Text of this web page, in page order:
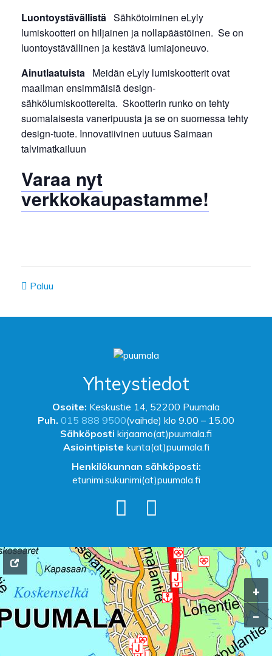
Luontoystävällistä Sähkötoiminen eLyly
lumiskootteri on hiljainen ja nollapäästöinen. Se on
luontoystävällinen ja kestävä lumiajoneuvo.
Ainutlaatuista Meidän eLyly lumiskootterit ovat
maailman ensimmäisiä design-
sähkölumiskoottereita. Skootterin runko on tehty
suomalaisesta vaneripuusta ja se on suomessa tehty
design-tuote. Innovatiivinen uutuus Saimaan
talvimatkailuun
Varaa nyt
verkkokaupastamme!
Paluu
Yhteystiedot
Osoite: Keskustie 14, 52200 Puumala
Puh. 015 888 9500(vaihde) klo 9.00 – 15.00
Sähköposti kirjaamo(at)puumala.fi
Asiointipiste kunta(at)puumala.fi
Henkilökunnan sähköposti:
etunimi.sukunimi(at)puumala.fi